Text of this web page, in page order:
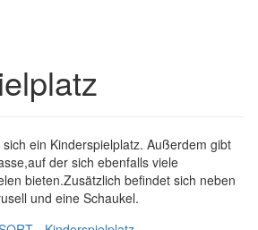
ein Kinderspielplatz. Außerdem gibt
der sich ebenfalls viele
bieten.Zusätzlich befindet sich neben
und eine Schaukel.